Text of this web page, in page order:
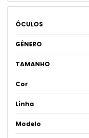
ÓCULOS
GÊNERO
TAMANHO
Cor
Linha
Modelo